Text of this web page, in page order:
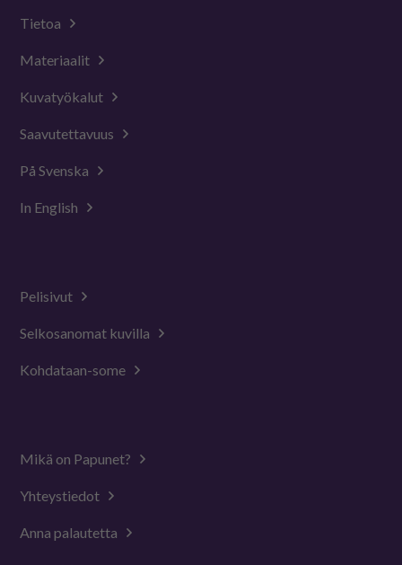
Tietoa
Materiaalit
Kuvatyökalut
Saavutettavuus
På Svenska
In English
Pelisivut
Selkosanomat kuvilla
Kohdataan-some
Mikä on Papunet?
Yhteystiedot
Anna palautetta